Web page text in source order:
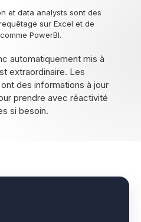
et data analysts sont des
sur Excel et de
PowerBI.
automatiquement mis à
extraordinaire. Les
des informations à jour
prendre avec réactivité
si besoin.